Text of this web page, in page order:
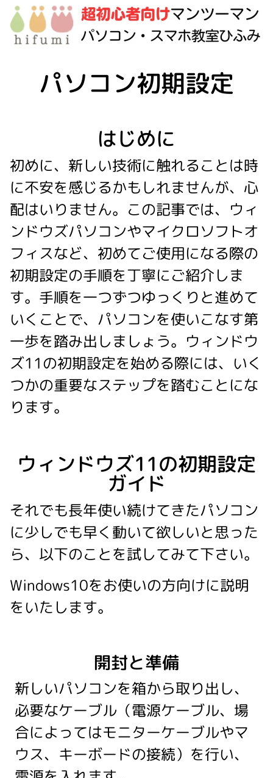
パソコン初期設定
はじめに
初めに、新しい技術に触れることは時
に不安を感じるかもしれませんが、心
配はいりません。この記事では、ウィ
ンドウズパソコンやマイクロソフトオ
フィスなど、初めてご使用になる際の
初期設定の手順を丁寧にご紹介しま
す。手順を一つずつゆっくりと進めて
いくことで、パソコンを使いこなす第
一歩を踏み出しましょう。ウィンドウ
ズ11の初期設定を始める際には、いく
つかの重要なステップを踏むことにな
ります。
ウィンドウズ11の初期設定
ガイド
それでも長年使い続けてきたパソコン
に少しでも早く動いて欲しいと思った
ら、以下のことを試してみて下さい。
Windows10をお使いの方向けに説明
をいたします。
開封と準備
新しいパソコンを箱から取り出し、
必要なケーブル（電源ケーブル、場
合によってはモニターケーブルやマ
ウス、キーボードの接続）を行い、